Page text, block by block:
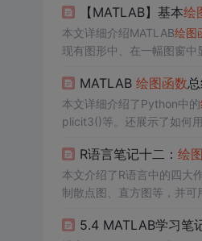
【MATLAB】基本绘
本文详细介绍MATLAB绘图
现有图形中、在一幅图窗中
MATLAB 绘图函数
本文详细介绍了Python中的
plicit3()等。还展示了如何
R语言笔记十二： 绘图
本文介绍了R语言中的四大
制散点图、直方图等，并
5.4 MATLAB学习笔